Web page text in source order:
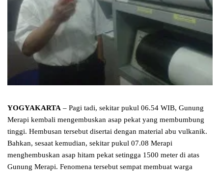
YOGYAKARTA – Pagi tadi, sekitar pukul 06.54 WIB, Gunung
Merapi kembali mengembuskan asap pekat yang membumbung
tinggi. Hembusan tersebut disertai dengan material abu vulkanik.
Bahkan, sesaat kemudian, sekitar pukul 07.08 Merapi
menghembuskan asap hitam pekat setingga 1500 meter di atas
Gunung Merapi. Fenomena tersebut sempat membuat warga